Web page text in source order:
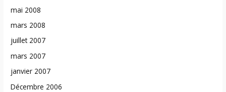
mai 2008
mars 2008
juillet 2007
mars 2007
janvier 2007
Décembre 2006